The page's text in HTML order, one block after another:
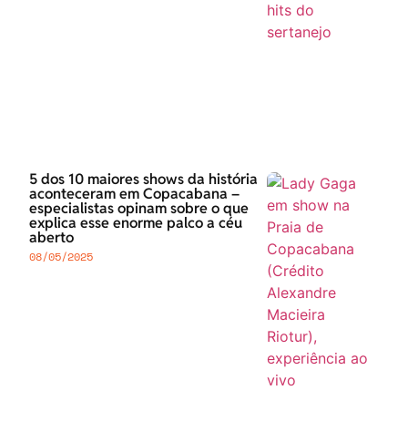
5 dos 10 maiores shows da história
aconteceram em Copacabana –
especialistas opinam sobre o que
explica esse enorme palco a céu
aberto
08/05/2025